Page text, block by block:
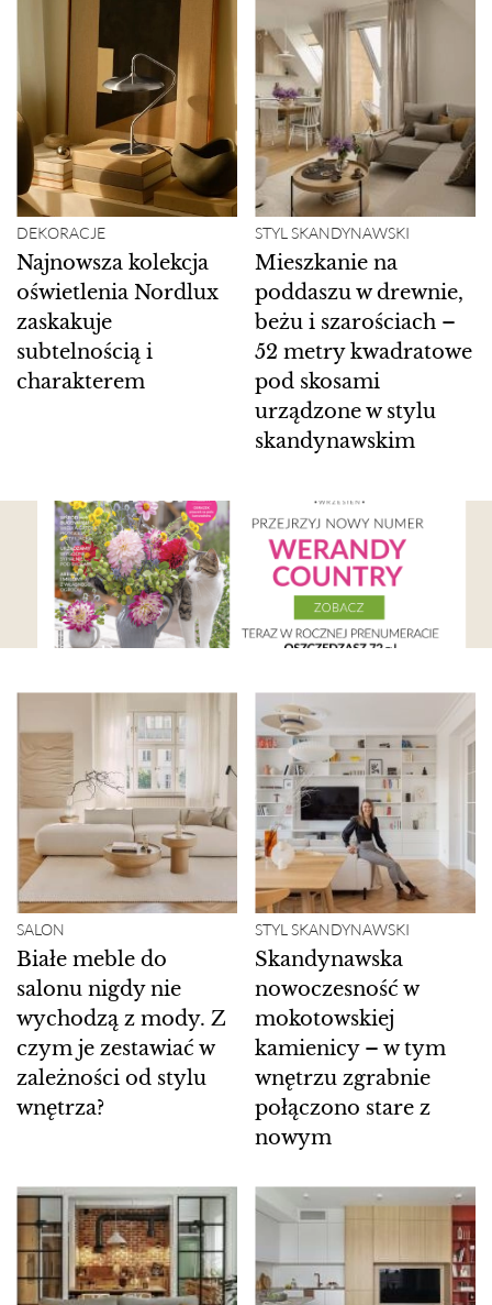
DEKORACJE
Najnowsza kolekcja
oświetlenia Nordlux
zaskakuje
subtelnością i
charakterem
STYL SKANDYNAWSKI
Mieszkanie na
poddaszu w drewnie,
beżu i szarościach –
52 metry kwadratowe
pod skosami
urządzone w stylu
skandynawskim
SALON
Białe meble do
salonu nigdy nie
wychodzą z mody. Z
czym je zestawiać w
zależności od stylu
wnętrza?
STYL SKANDYNAWSKI
Skandynawska
nowoczesność w
mokotowskiej
kamienicy – w tym
wnętrzu zgrabnie
połączono stare z
nowym